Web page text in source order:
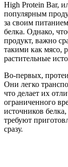
High Protein Bar,
популярным
за своим
белка. Однако,
продукт, важно
такими как мясо,
растительные
Во-первых,
Они легко
что делает их
ограниченного
источников
требуют
сразу.